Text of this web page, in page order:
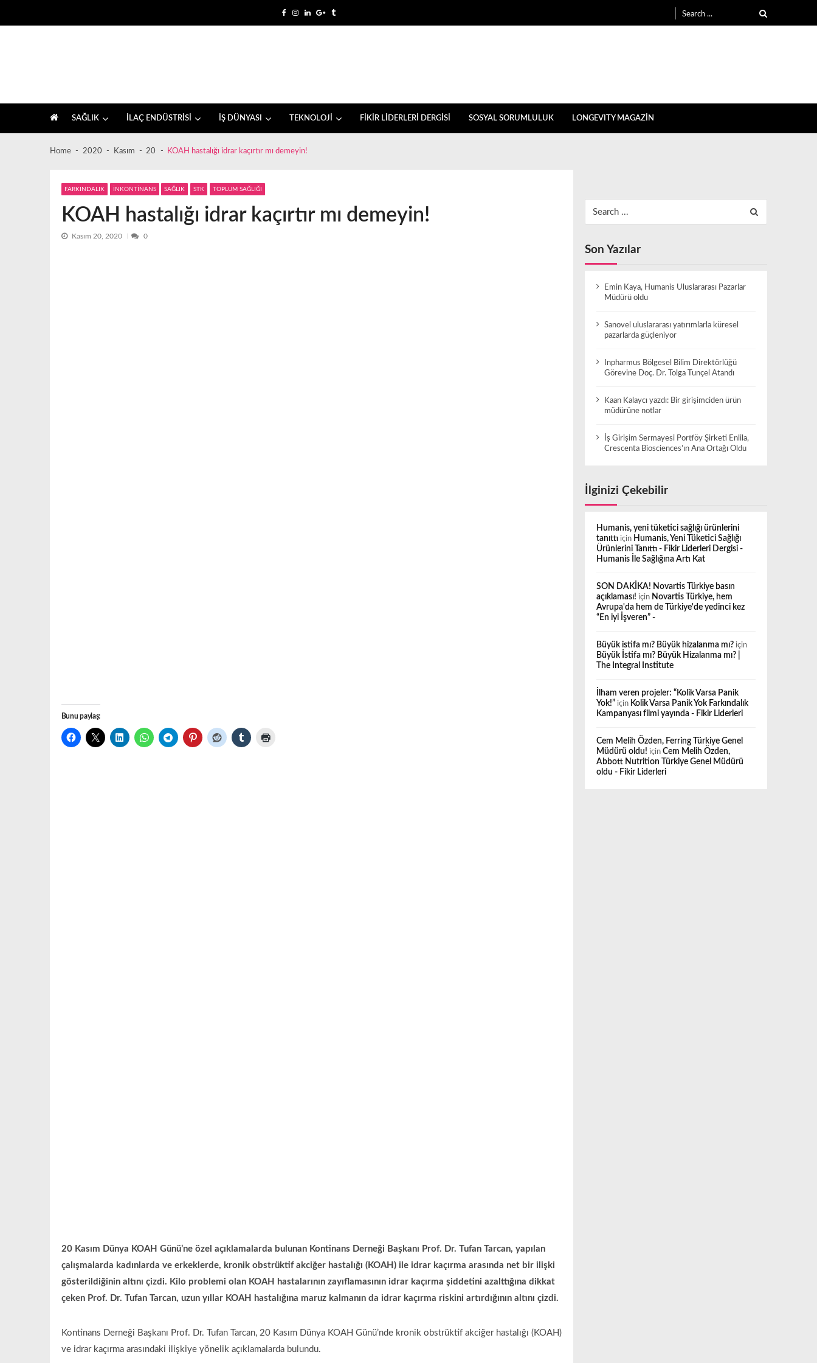
navigation
content
for:
SAĞLIK İLAÇ ENDÜSTRİSİ İŞ DÜNYASI TEKNOLOJİ FİKİR LİDERLERİ DERGİSİ SOSYAL SORUMLULUK LONGEVITY MAGAZİN
Home 2020 Kasım 20 KOAH hastalığı idrar kaçırtır mı demeyin!
FARKINDALIK İNKONTİNANS SAĞLIK STK TOPLUM SAĞLIĞI
KOAH hastalığı idrar kaçırtır mı demeyin!
Kasım 20, 2020 0
Bunu paylaş:
20 Kasım Dünya KOAH Günü’ne özel açıklamalarda bulunan Kontinans Derneği Başkanı Prof. Dr. Tufan Tarcan, yapılan
çalışmalarda kadınlarda ve erkeklerde, kronik obstrüktif akciğer hastalığı (KOAH) ile idrar kaçırma arasında net bir ilişki
gösterildiğinin altını çizdi. Kilo problemi olan KOAH hastalarının zayıflamasının idrar kaçırma şiddetini azalttığına dikkat
çeken Prof. Dr. Tufan Tarcan, uzun yıllar KOAH hastalığına maruz kalmanın da idrar kaçırma riskini artırdığının altını çizdi.
Kontinans Derneği Başkanı Prof. Dr. Tufan Tarcan, 20 Kasım Dünya KOAH Günü’nde kronik obstrüktif akciğer hastalığı (KOAH)
ve idrar kaçırma arasındaki ilişkiye yönelik açıklamalarda bulundu.
for:
Son Yazılar
Emin Kaya, Humanis Uluslararası Pazarlar
Müdürü oldu
Sanovel uluslararası yatırımlarla küresel
pazarlarda güçleniyor
Inpharmus Bölgesel Bilim Direktörlüğü
Görevine Doç. Dr. Tolga Tunçel Atandı
Kaan Kalaycı yazdı: Bir girişimciden ürün
müdürüne notlar
İş Girişim Sermayesi Portföy Şirketi Enlila,
Crescenta Biosciences’ın Ana Ortağı Oldu
İlginizi Çekebilir
Humanis, yeni tüketici sağlığı ürünlerini
tanıttıiçin Humanis, Yeni Tüketici Sağlığı
Ürünlerini Tanıttı - Fikir Liderleri Dergisi -
Humanis İle Sağlığına Artı Kat
SON DAKİKA! Novartis Türkiye basın
açıklaması! için Novartis Türkiye, hem
Avrupa'da hem de Türkiye'de yedinci kez
“En iyi İşveren” -
Büyük istifa mı? Büyük hizalanma mı?için
Büyük İstifa mı? Büyük Hizalanma mı? |
The Integral Institute
İlham veren projeler: “Kolik Varsa Panik
Yok!”için Kolik Varsa Panik Yok Farkındalık
Kampanyası filmi yayında - Fikir Liderleri
Cem Melih Özden, Ferring Türkiye Genel
Müdürü oldu! için Cem Melih Özden,
Abbott Nutrition Türkiye Genel Müdürü
oldu - Fikir Liderleri